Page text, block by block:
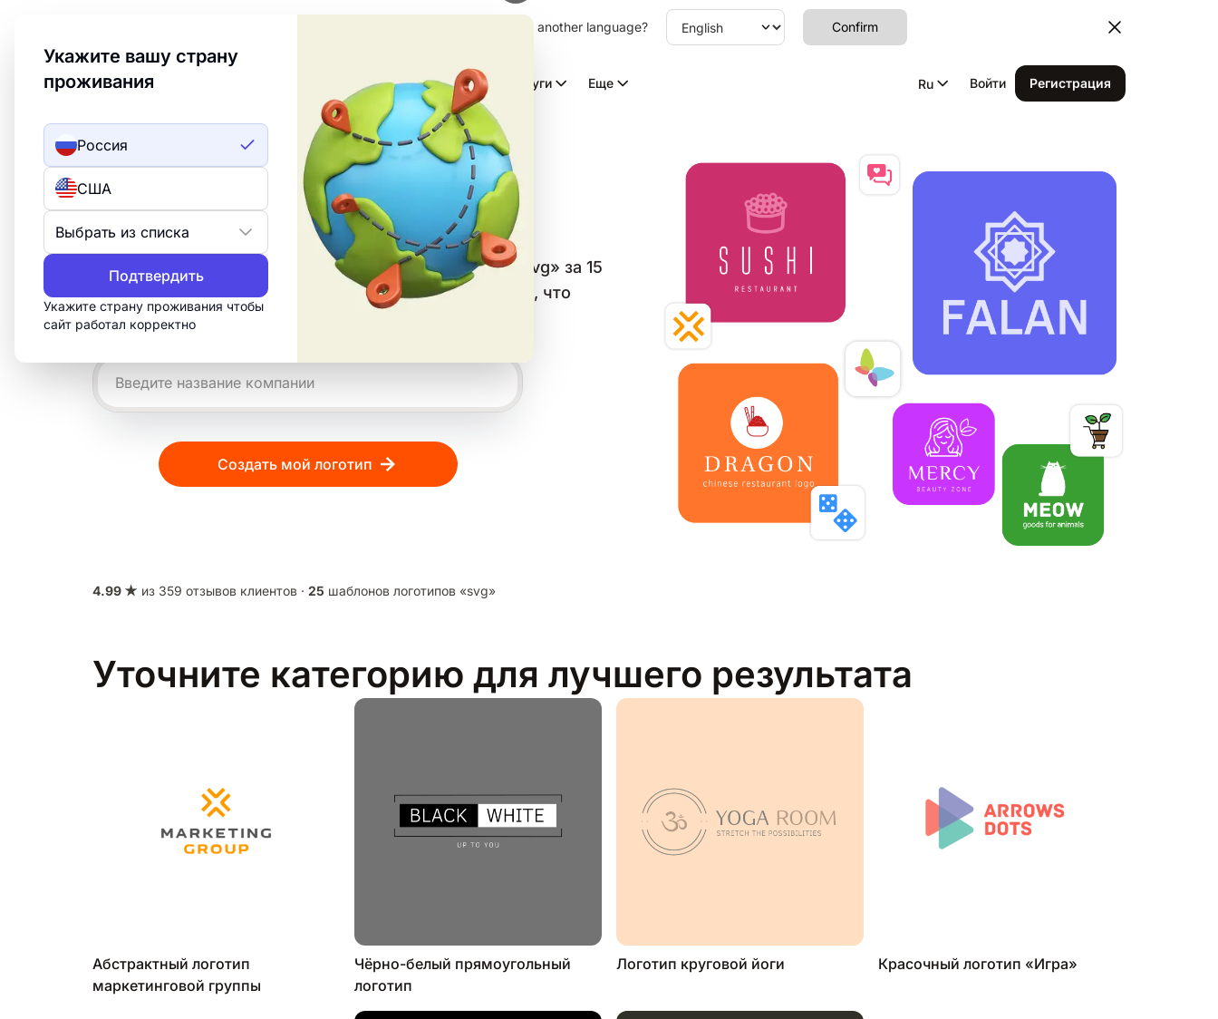
Укажите вашу страну
проживания
Россия
США
Выбрать из списка
Подтвердить
Укажите страну проживания чтобы
сайт работал корректно
Welcome to Turbologo! This page is available in another language. Choose another language? Confirm
ИИ лого Видео с ИИ Услуги Еще Ru Войти Регистрация
Примеры логотипов в
формате svg
Создайте профессиональный логотип в категории «Svg» за 15
минут. Настройте бесплатный шаблон и скачайте всё, что
нужно для печати, веба и социальных сетей.
Создать мой логотип
4.99 ★ из 359 отзывов клиентов · 25 шаблонов логотипов «svg»
Уточните категорию для лучшего результата
Абстрактный логотип
маркетинговой группы
Чёрно-белый прямоугольный
логотип
Логотип круговой йоги Красочный логотип «Игра»